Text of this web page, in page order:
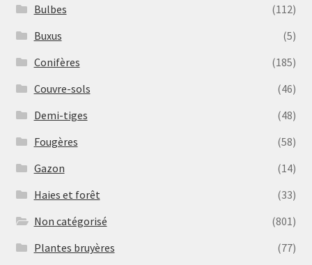
Bulbes
(112)
Buxus
(5)
Conifères
(185)
Couvre-sols
(46)
Demi-tiges
(48)
Fougères
(58)
Gazon
(14)
Haies et forêt
(33)
Non catégorisé
(801)
Plantes bruyères
(77)